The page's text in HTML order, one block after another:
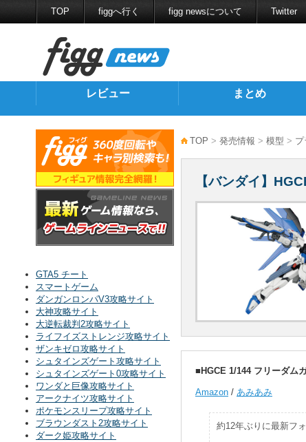
TOP figgへ行く figg newsについて Twitter
レビュー まとめ
TOP > 発売情報 > 模型 >
【バンダイ】
■HGCE 1/144 フリーダム
Amazon / あみあみ
約12年ぶりに最新フ
GTA5 チート
スマートゲーム
ダンガンロンパV3攻略サイト
大神攻略サイト
大逆転裁判2攻略サイト
ライフイズストレンジ攻略サイト
ザンキゼロ攻略サイト
シュタインズゲート攻略サイト
シュタインズゲート0攻略サイト
ワンダと巨像攻略サイト
アークナイツ攻略サイト
ポケモンスリープ攻略サイト
ブラウンダスト2攻略サイト
ダーク姫攻略サイト